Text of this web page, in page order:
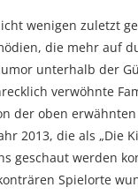
wenigen zuletzt
die mehr auf
unterhalb der
verwöhnte
der oben
2013, die als „Die
geschaut werden
Spielorte